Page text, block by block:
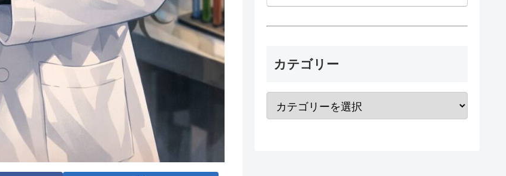
ら数多くのお買得商品が96時間に
カテゴリー